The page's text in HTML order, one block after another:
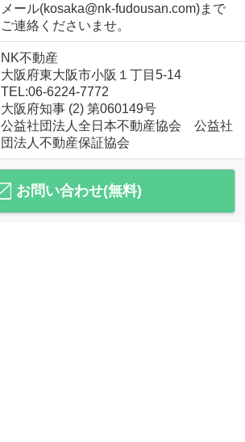
メール(kosaka@nk-fudousan.com)まで
ご連絡くださいませ。
NK不動産
大阪府東大阪市小阪１丁目5-14
TEL:06-6224-7772
大阪府知事 (2) 第060149号
公益社団法人全日本不動産協会 公益社
団法人不動産保証協会
お問い合わせ(無料)